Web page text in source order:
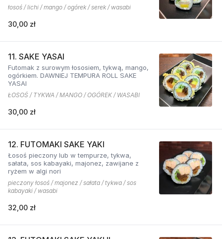
łosoś / lichi / mango / ogórek / serek / wasabi
30,00 zł
11. SAKE YASAI
Futomak z surowym łososiem, tykwą, mango,
ogórkiem. DAWNIEJ TEMPURA ROLL SAKE
YASAI
ŁOSOŚ / TYKWA / MANGO / OGÓREK / WASABI
30,00 zł
12. FUTOMAKI SAKE YAKI
Łosoś pieczony lub w tempurze, tykwa,
sałata, sos kabayaki, majonez, zawijane z
ryżem w algi nori
pieczony łosoś / majonez / sałata / tykwa / sos
kabayaki / wasabi
32,00 zł